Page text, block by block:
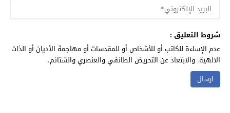
شروط التعليق :
عدم الإساءة للكاتب أو للأشخاص أو للمقدسات أو مهاجمة الأديان أو الذات
الالهية. والابتعاد عن التحريض الطائفي والعنصري والشتائم.